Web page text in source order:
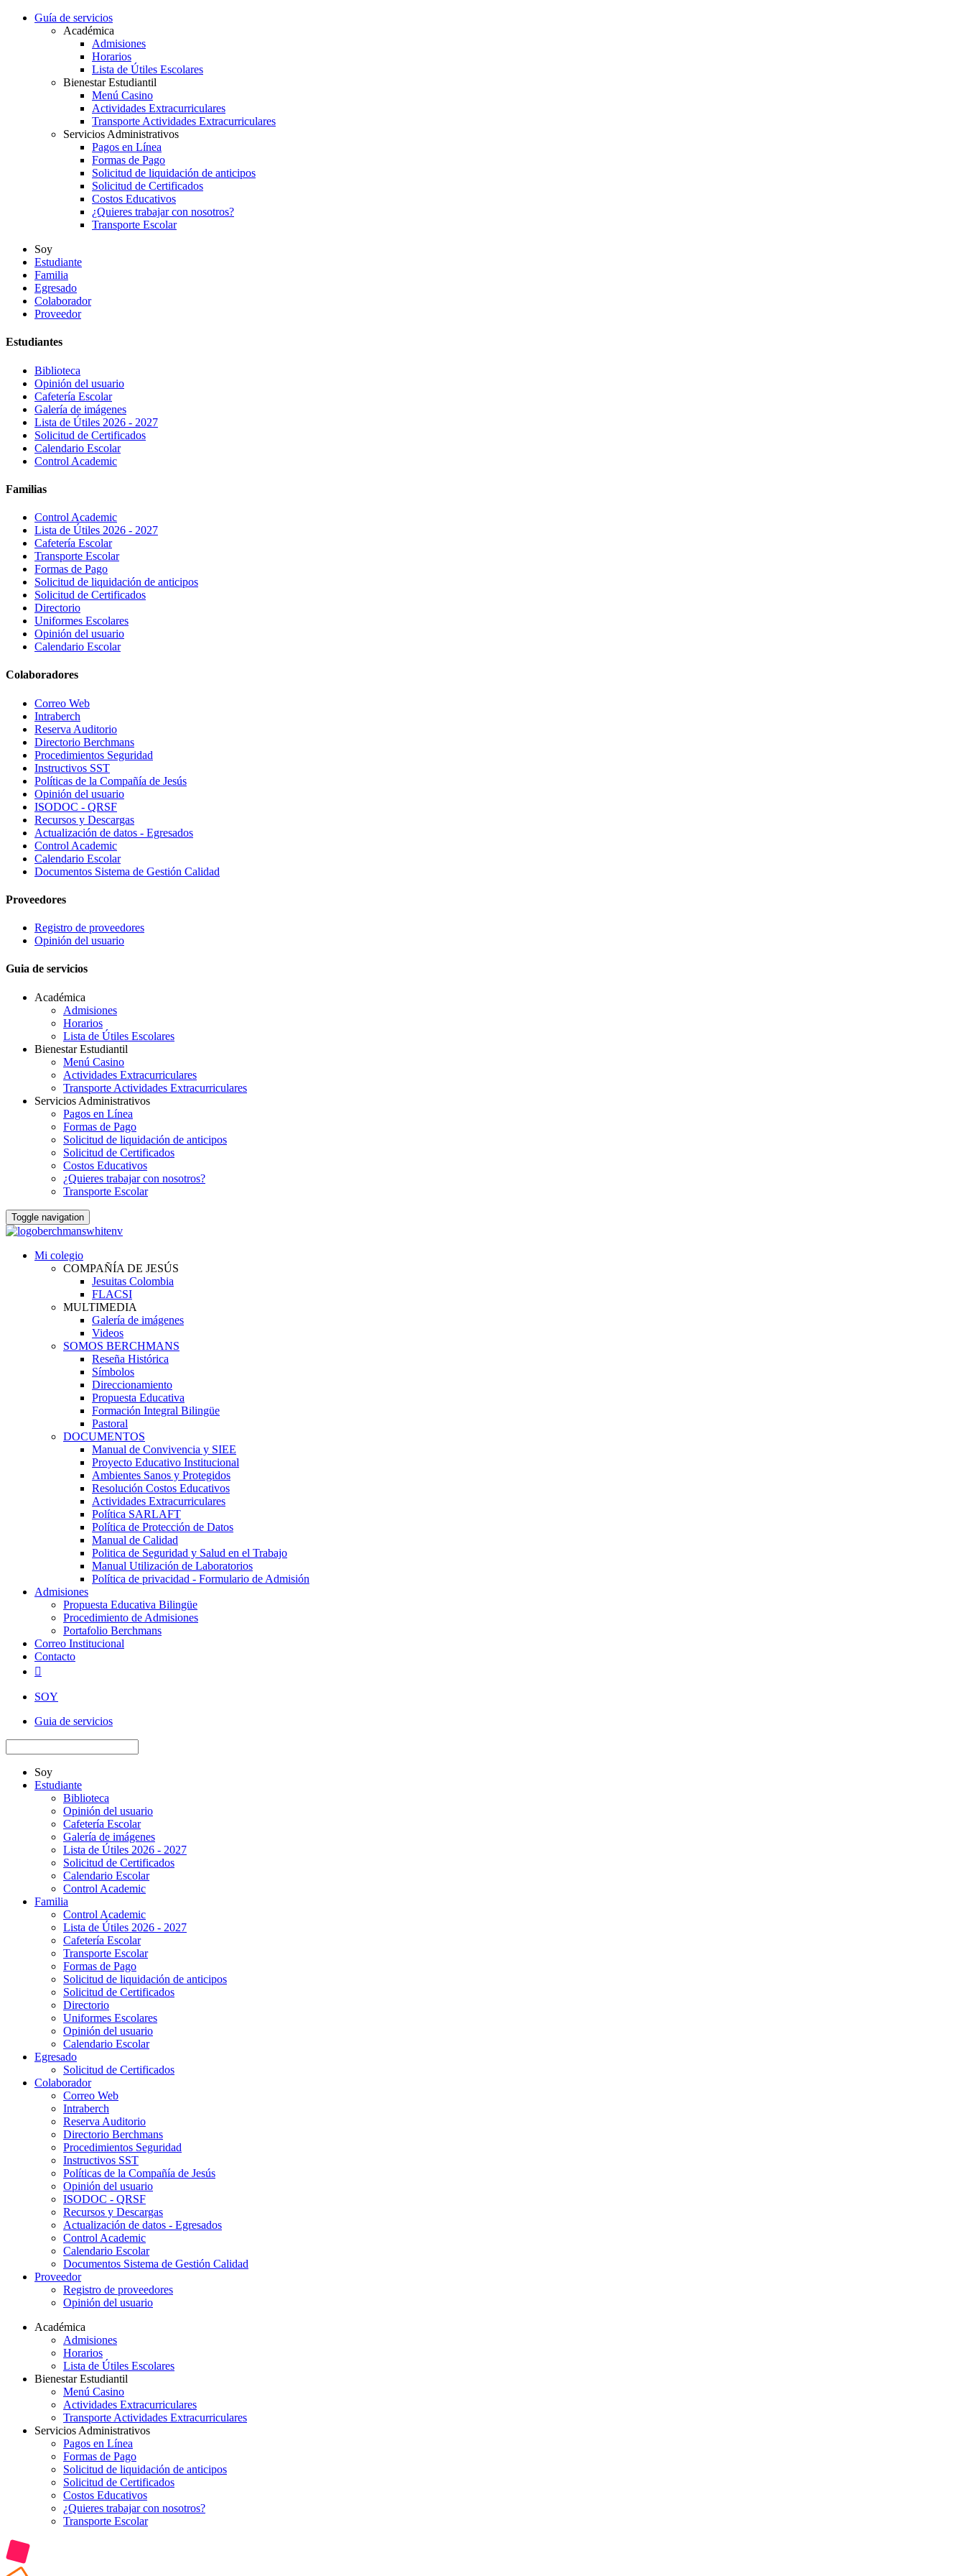
Guía de servicios
Académica
Admisiones
Horarios
Lista de Útiles Escolares
Bienestar Estudiantil
Menú Casino
Actividades Extracurriculares
Transporte Actividades Extracurriculares
Servicios Administrativos
Pagos en Línea
Formas de Pago
Solicitud de liquidación de anticipos
Solicitud de Certificados
Costos Educativos
¿Quieres trabajar con nosotros?
Transporte Escolar
Soy
Estudiante
Familia
Egresado
Colaborador
Proveedor
Estudiantes
Biblioteca
Opinión del usuario
Cafetería Escolar
Galería de imágenes
Lista de Útiles 2026 - 2027
Solicitud de Certificados
Calendario Escolar
Control Academic
Familias
Control Academic
Lista de Útiles 2026 - 2027
Cafetería Escolar
Transporte Escolar
Formas de Pago
Solicitud de liquidación de anticipos
Solicitud de Certificados
Directorio
Uniformes Escolares
Opinión del usuario
Calendario Escolar
Colaboradores
Correo Web
Intraberch
Reserva Auditorio
Directorio Berchmans
Procedimientos Seguridad
Instructivos SST
Políticas de la Compañía de Jesús
Opinión del usuario
ISODOC - QRSF
Recursos y Descargas
Actualización de datos - Egresados
Control Academic
Calendario Escolar
Documentos Sistema de Gestión Calidad
Proveedores
Registro de proveedores
Opinión del usuario
Guia de servicios
Académica
Admisiones
Horarios
Lista de Útiles Escolares
Bienestar Estudiantil
Menú Casino
Actividades Extracurriculares
Transporte Actividades Extracurriculares
Servicios Administrativos
Pagos en Línea
Formas de Pago
Solicitud de liquidación de anticipos
Solicitud de Certificados
Costos Educativos
¿Quieres trabajar con nosotros?
Transporte Escolar
Toggle navigation
Mi colegio
COMPAÑÍA DE JESÚS
Jesuitas Colombia
FLACSI
MULTIMEDIA
Galería de imágenes
Videos
SOMOS BERCHMANS
Reseña Histórica
Símbolos
Direccionamiento
Propuesta Educativa
Formación Integral Bilingüe
Pastoral
DOCUMENTOS
Manual de Convivencia y SIEE
Proyecto Educativo Institucional
Ambientes Sanos y Protegidos
Resolución Costos Educativos
Actividades Extracurriculares
Política SARLAFT
Política de Protección de Datos
Manual de Calidad
Politica de Seguridad y Salud en el Trabajo
Manual Utilización de Laboratorios
Política de privacidad - Formulario de Admisión
Admisiones
Propuesta Educativa Bilingüe
Procedimiento de Admisiones
Portafolio Berchmans
Correo Institucional
Contacto

SOY
Guia de servicios
Soy
Estudiante
Biblioteca
Opinión del usuario
Cafetería Escolar
Galería de imágenes
Lista de Útiles 2026 - 2027
Solicitud de Certificados
Calendario Escolar
Control Academic
Familia
Control Academic
Lista de Útiles 2026 - 2027
Cafetería Escolar
Transporte Escolar
Formas de Pago
Solicitud de liquidación de anticipos
Solicitud de Certificados
Directorio
Uniformes Escolares
Opinión del usuario
Calendario Escolar
Egresado
Solicitud de Certificados
Colaborador
Correo Web
Intraberch
Reserva Auditorio
Directorio Berchmans
Procedimientos Seguridad
Instructivos SST
Políticas de la Compañía de Jesús
Opinión del usuario
ISODOC - QRSF
Recursos y Descargas
Actualización de datos - Egresados
Control Academic
Calendario Escolar
Documentos Sistema de Gestión Calidad
Proveedor
Registro de proveedores
Opinión del usuario
Académica
Admisiones
Horarios
Lista de Útiles Escolares
Bienestar Estudiantil
Menú Casino
Actividades Extracurriculares
Transporte Actividades Extracurriculares
Servicios Administrativos
Pagos en Línea
Formas de Pago
Solicitud de liquidación de anticipos
Solicitud de Certificados
Costos Educativos
¿Quieres trabajar con nosotros?
Transporte Escolar